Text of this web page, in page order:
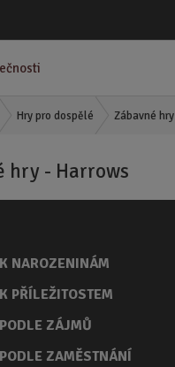
Hry pro dospělé Zábavné hry
hry - Harrows
NAROZENINÁM
PŘÍLEŽITOSTEM
ZÁJMŮ
ZAMĚSTNÁNÍ